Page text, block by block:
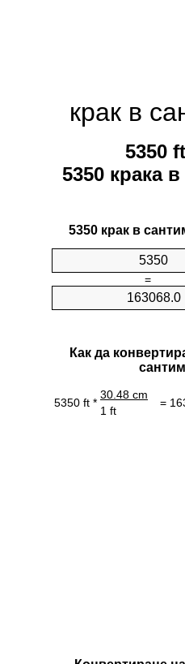
крак в
5350
5350 крака
5350 крак в
=
Как да
5350 ft *
30.48 cm
=
1 ft